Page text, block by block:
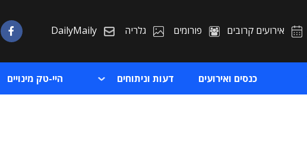
אירועים קרובים פורומים גלריה DailyMaily
כנסים ואירועים דעות וניתוחים היי-טק מינויים